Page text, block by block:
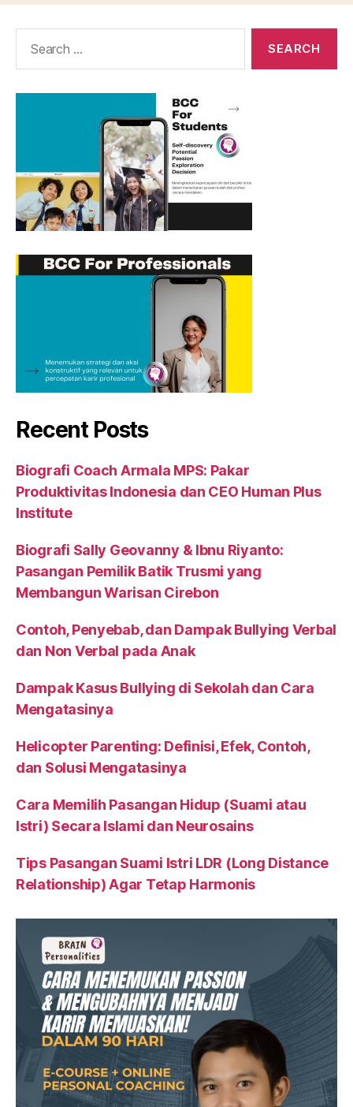
Recent Posts
Biografi Coach Armala MPS: Pakar
Produktivitas Indonesia dan CEO Human Plus
Institute
Biografi Sally Geovanny & Ibnu Riyanto:
Pasangan Pemilik Batik Trusmi yang
Membangun Warisan Cirebon
Contoh, Penyebab, dan Dampak Bullying Verbal
dan Non Verbal pada Anak
Dampak Kasus Bullying di Sekolah dan Cara
Mengatasinya
Helicopter Parenting: Definisi, Efek, Contoh,
dan Solusi Mengatasinya
Cara Memilih Pasangan Hidup (Suami atau
Istri) Secara Islami dan Neurosains
Tips Pasangan Suami Istri LDR (Long Distance
Relationship) Agar Tetap Harmonis